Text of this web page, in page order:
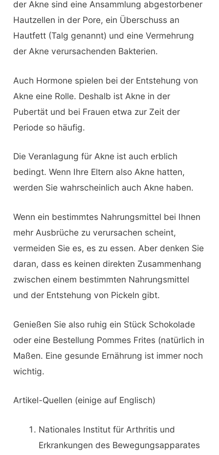
der Akne sind eine Ansammlung abgestorbener
Hautzellen in der Pore, ein Überschuss an
Hautfett (Talg genannt) und eine Vermehrung
der Akne verursachenden Bakterien.
Auch Hormone spielen bei der Entstehung von
Akne eine Rolle. Deshalb ist Akne in der
Pubertät und bei Frauen etwa zur Zeit der
Periode so häufig.
Die Veranlagung für Akne ist auch erblich
bedingt. Wenn Ihre Eltern also Akne hatten,
werden Sie wahrscheinlich auch Akne haben.
Wenn ein bestimmtes Nahrungsmittel bei Ihnen
mehr Ausbrüche zu verursachen scheint,
vermeiden Sie es, es zu essen. Aber denken Sie
daran, dass es keinen direkten Zusammenhang
zwischen einem bestimmten Nahrungsmittel
und der Entstehung von Pickeln gibt.
Genießen Sie also ruhig ein Stück Schokolade
oder eine Bestellung Pommes Frites (natürlich in
Maßen. Eine gesunde Ernährung ist immer noch
wichtig.
Artikel-Quellen (einige auf Englisch)
Nationales Institut für Arthritis und
Erkrankungen des Bewegungsapparates